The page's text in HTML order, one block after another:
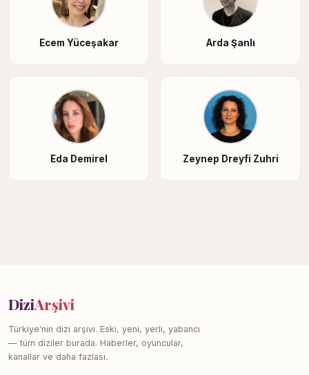
Ecem Yüceşakar Arda Şanlı
Eda Demirel Zeynep Dreyfi Zuhri
DiziArşivi
Türkiye'nin dizi arşivi. Eski, yeni, yerli, yabancı
— tüm diziler burada. Haberler, oyuncular,
kanallar ve daha fazlası.